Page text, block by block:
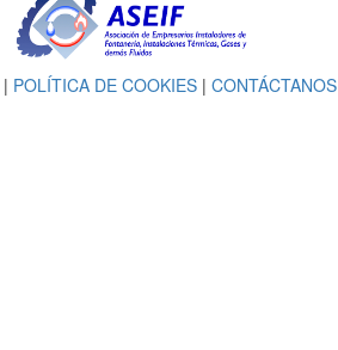
| POLÍTICA DE COOKIES | CONTÁCTANOS